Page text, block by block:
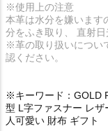
※使用上の注意
本革は水分を嫌います
分をふき取り、 直射日
※革の取り扱いについ
認ください。
※キーワード：GOLD
型 L字ファスナー レ
人可愛い 財布 ギフト